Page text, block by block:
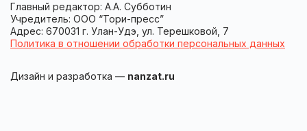
Главный редактор: А.А. Субботин
Учредитель: ООО “Тори-пресс”
Адрес: 670031 г. Улан-Удэ, ул. Терешковой, 7
Политика в отношении обработки персональных данных
Дизайн и разработка — nanzat.ru